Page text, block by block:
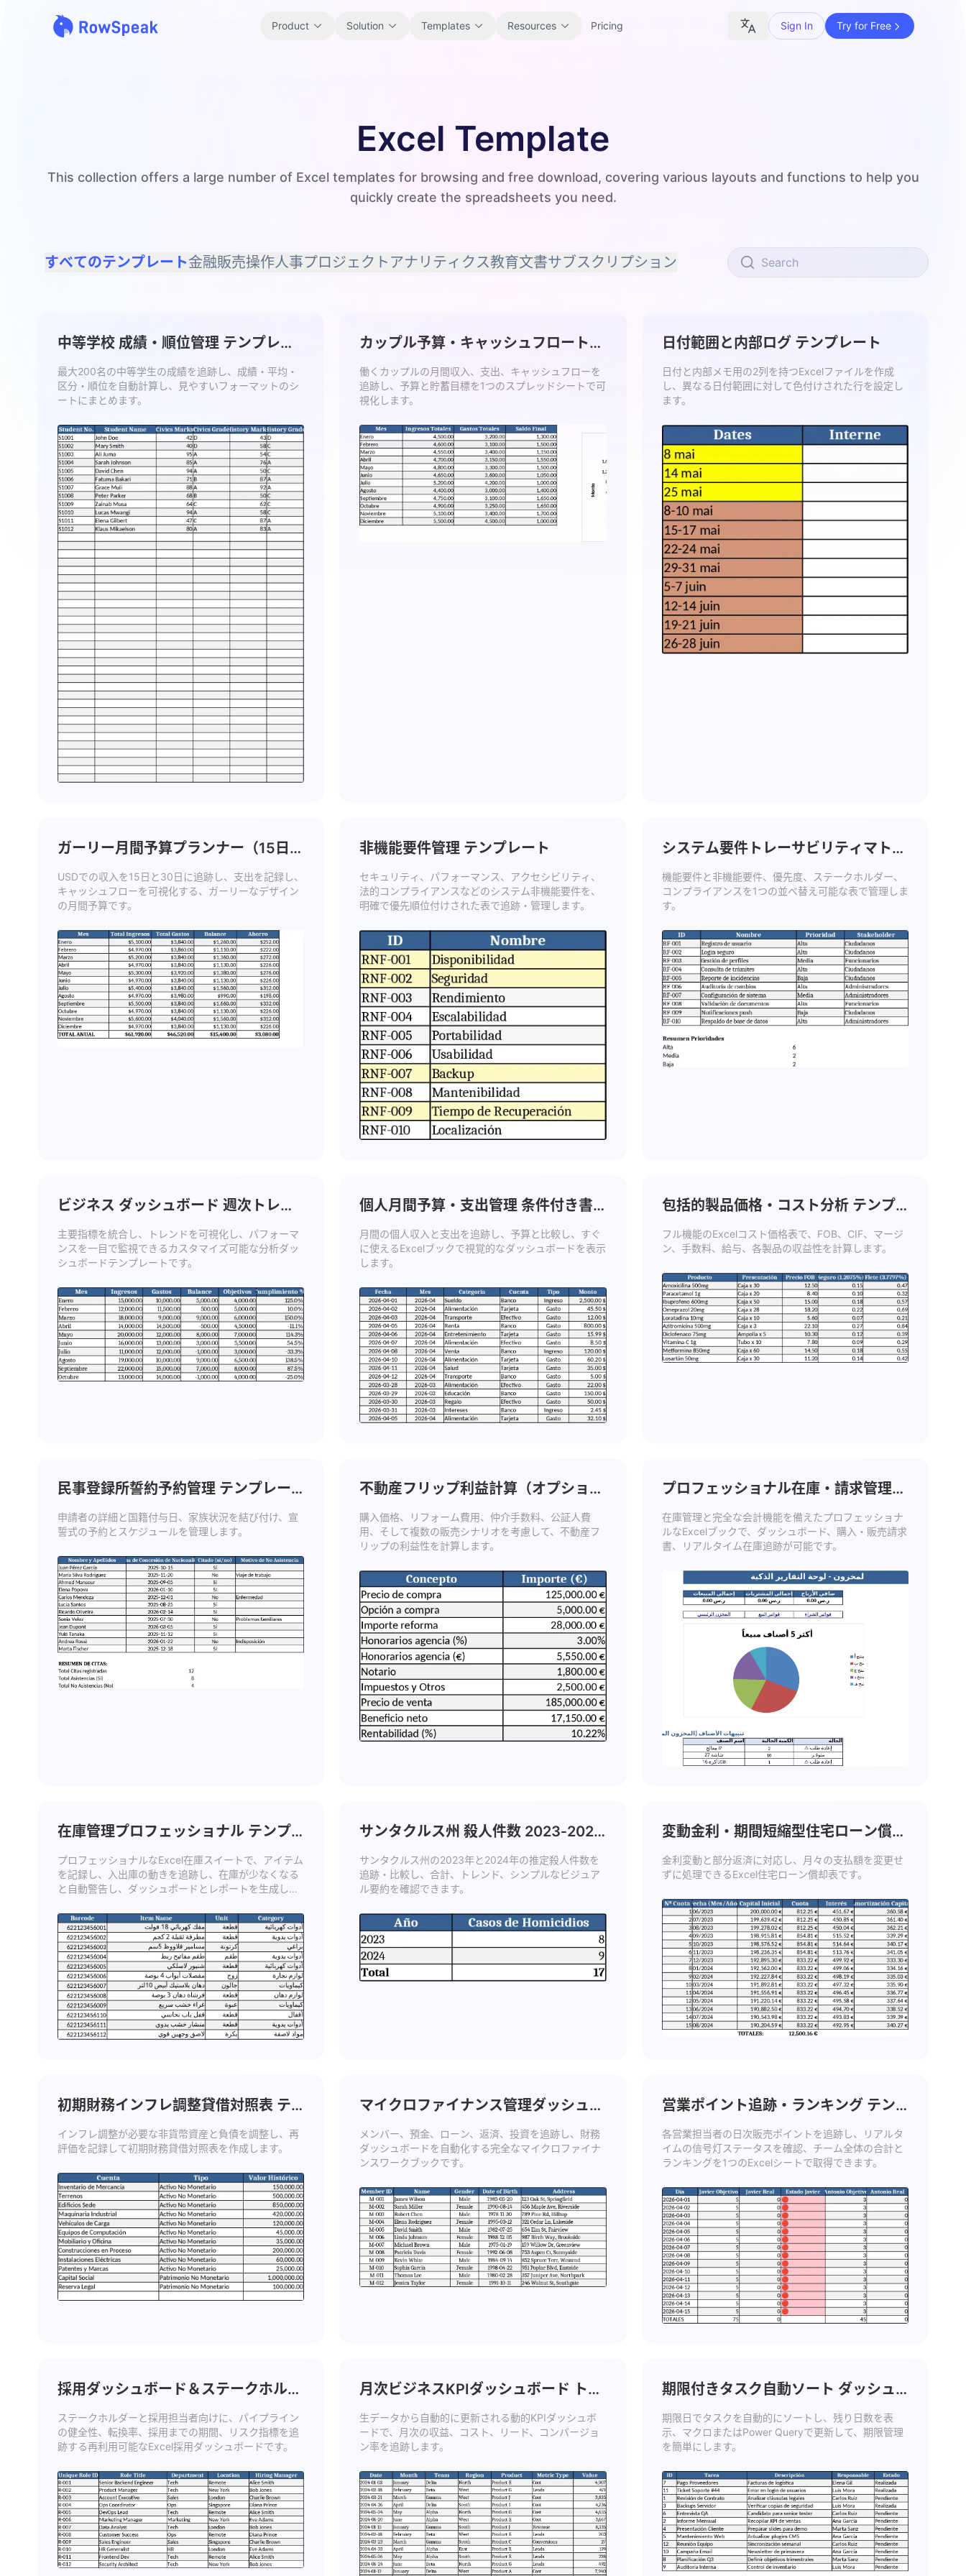
Product Solution Templates
spreadsheet template.
Finance
Budgets, forecasts, reporting, and
financial analysis.
Track workflows, handoffs, planning,
Pipelines, quotas, forecasting, and
revenue tracking.
Project
Manage milestones, owners, delivery,
and status.
Analytics
Dashboards, KPI reviews, and recurring
business insights.
Resources
workflow ideas.
Guides
Step-by-step tutorials for real
spreadsheet jobs.
Core product docs, setup, and usage
Useful prompts for analysis, reporting,
and cleanup.
Community
learn from users.
Quick Start
Fast onboarding for new users and
teams.
Pricing Sign In Try for Free
Excel Template
This collection offers a large number of Excel templates for browsing and free download, covering various layouts and functions to help you
quickly create the spreadsheets you need.
すべてのテンプレート金融販売操作人事プロジェクト アナリティクス教育文書サブスクリプション
中等学校 成績・順位管理 テンプレー
ト
最大200名の中等学生の成績を追跡し、成績・平均・
区分・順位を自動計算し、見やすいフォーマットのシ
ートにまとめます。
カップル予算・キャッシュフロートラ
ッカー テンプレート
働くカップルの月間収入、支出、キャッシュフローを
追跡し、予算と貯蓄目標を1つのスプレッドシートで可
視化します。
日付範囲と内部ログ テンプレート
日付と内部メモ用の2列を持つExcelファイルを作成
し、異なる日付範囲に対して色付けされた行を設定し
ます。
ガーリー月間予算プランナー（15日・
30日支給） テンプレート
USDでの収入を15日と30日に追跡し、支出を記録し、
キャッシュフローを可視化する、ガーリーなデザイン
の月間予算です。
非機能要件管理 テンプレート
セキュリティ、パフォーマンス、アクセシビリティ、
法的コンプライアンスなどのシステム非機能要件を、
明確で優先順位付けされた表で追跡・管理します。
システム要件トレーサビリティマトリ
ックス テンプレート
機能要件と非機能要件、優先度、ステークホルダー、
コンプライアンスを1つの並べ替え可能な表で管理しま
す。
ビジネス ダッシュボード 週次トレン
ド テンプレート
主要指標を統合し、トレンドを可視化し、パフォーマ
ンスを一目で監視できるカスタマイズ可能な分析ダッ
シュボードテンプレートです。
個人月間予算・支出管理 条件付き書
式 テンプレート
月間の個人収入と支出を追跡し、予算と比較し、すぐ
に使えるExcelブックで視覚的なダッシュボードを表示
します。
包括的製品価格・コスト分析 テンプ
レート
フル機能のExcelコスト価格表で、FOB、CIF、マージ
ン、手数料、給与、各製品の収益性を計算します。
民事登録所誓約予約管理 テンプレー
ト
申請者の詳細と国籍付与日、家族状況を結び付け、宣
誓式の予約とスケジュールを管理します。
不動産フリップ利益計算（オプション
購入） テンプレート
購入価格、リフォーム費用、仲介手数料、公証人費
用、そして複数の販売シナリオを考慮して、不動産フ
リップの利益性を計算します。
プロフェッショナル在庫・請求管理
テンプレート
在庫管理と完全な会計機能を備えたプロフェッショナ
ルなExcelブックで、ダッシュボード、購入・販売請求
書、リアルタイム在庫追跡が可能です。
在庫管理プロフェッショナル テンプ
レート
プロフェッショナルなExcel在庫スイートで、アイテム
を記録し、入出庫の動きを追跡し、在庫が少なくなる
と自動警告し、ダッシュボードとレポートを生成しま
サンタクルス州 殺人件数 2023‑2024
テンプレート
サンタクルス州の2023年と2024年の推定殺人件数を
追跡・比較し、合計、トレンド、シンプルなビジュア
ル要約を確認できます。
変動金利・期間短縮型住宅ローン償却
表 テンプレート
金利変動と部分返済に対応し、月々の支払額を変更せ
ずに処理できるExcel住宅ローン償却表です。
初期財務インフレ調整貸借対照表 テ
ンプレート
インフレ調整が必要な非貨幣資産と負債を調整し、再
評価を記録して初期財務貸借対照表を作成します。
マイクロファイナンス管理ダッシュボ
ード テンプレート
メンバー、預金、ローン、返済、投資を追跡し、財務
ダッシュボードを自動化する完全なマイクロファイナ
ンスワークブックです。
営業ポイント追跡・ランキング テン
プレート
各営業担当者の日次販売ポイントを追跡し、リアルタ
イムの信号灯ステータスを確認、チーム全体の合計と
ランキングを1つのExcelシートで取得できます。
採用ダッシュボード＆ステークホルダ
ーインサイト テンプレート
ステークホルダーと採用担当者向けに、パイプライン
の健全性、転換率、採用までの期間、リスク指標を追
跡する再利用可能なExcel採用ダッシュボードです。
月次ビジネスKPIダッシュボード トレ
ンド分析 テンプレート
生データから自動的に更新される動的KPIダッシュボ
ードで、月次の収益、コスト、リード、コンバージョ
ン率を追跡します。
期限付きタスク自動ソート ダッシュ
ボード テンプレート
期限日でタスクを自動的にソートし、残り日数を表
示、マクロまたはPower Queryで更新して、期限管理
を簡単にします。